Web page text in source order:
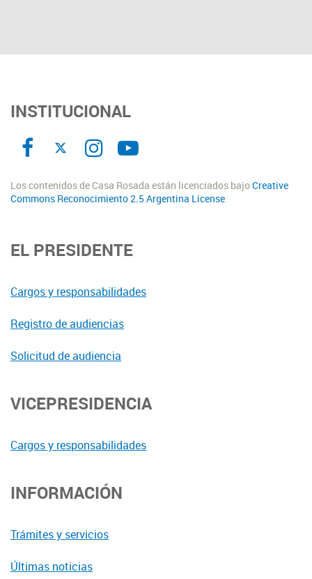
INSTITUCIONAL
Los contenidos de Casa Rosada están licenciados bajoCreative
Commons Reconocimiento 2.5 Argentina License
EL PRESIDENTE
Cargos y responsabilidades
Registro de audiencias
Solicitud de audiencia
VICEPRESIDENCIA
Cargos y responsabilidades
INFORMACIÓN
Trámites y servicios
Últimas noticias